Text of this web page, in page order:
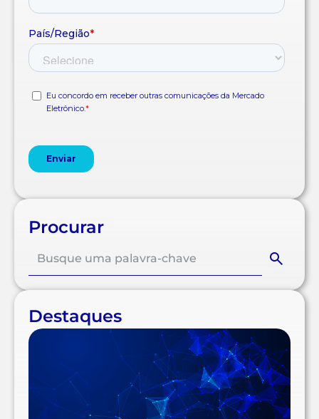
Procurar
Destaques